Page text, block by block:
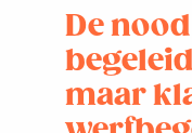
De
maar